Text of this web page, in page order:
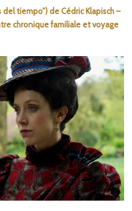
del tiempo”) de Cédric Klapisch –
chronique familiale et voyage